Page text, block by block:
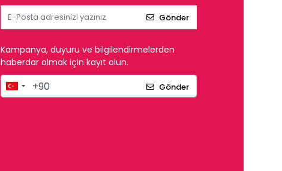
Gönder
Kampanya, duyuru ve bilgilendirmelerden
haberdar olmak için kayıt olun.
Gönder